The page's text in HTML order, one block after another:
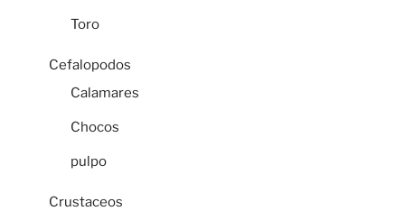
Toro
Cefalopodos
Calamares
Chocos
pulpo
Crustaceos